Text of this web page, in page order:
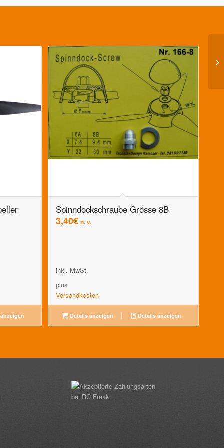
Spinndockschraube Grösse 8B
3,40€ n. v.
inkl. MwSt.
plus
Versandkosten
Details anzeigen Details anzeigen